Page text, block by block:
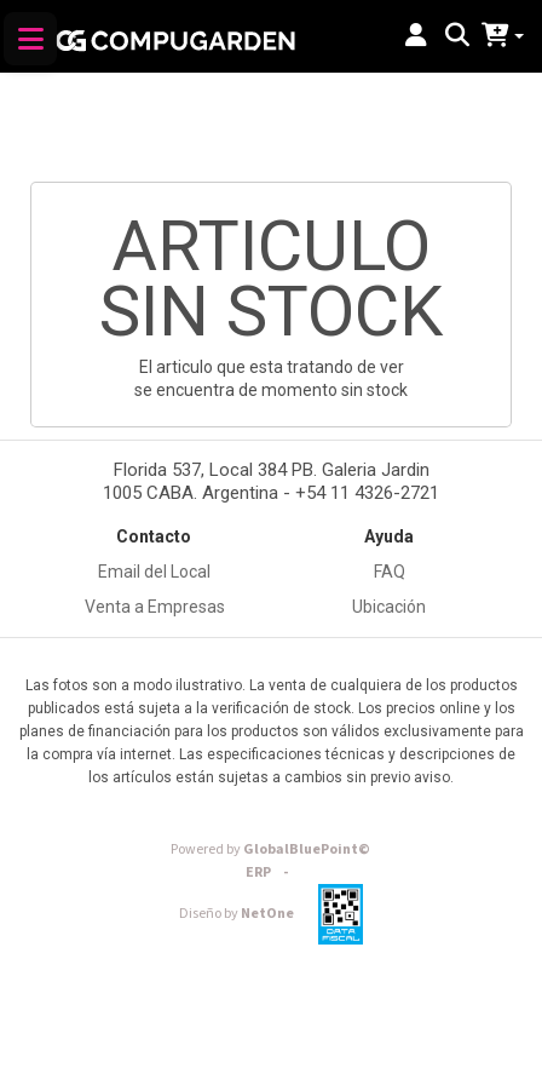
ARTICULO
SIN STOCK
El articulo que esta tratando de ver
se encuentra de momento sin stock
Florida 537, Local 384 PB. Galeria Jardin
1005 CABA. Argentina - +54 11 4326-2721
Contacto
Email del Local
Venta a Empresas
Ayuda
FAQ
Ubicación
Las fotos son a modo ilustrativo. La venta de cualquiera de los productos
publicados está sujeta a la verificación de stock. Los precios online y los
planes de financiación para los productos son válidos exclusivamente para
la compra vía internet. Las especificaciones técnicas y descripciones de
los artículos están sujetas a cambios sin previo aviso.
Powered byGlobalBluePoint©
ERP -
Diseño byNetOne